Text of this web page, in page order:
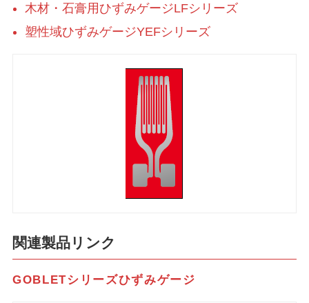
木材・石膏用ひずみゲージLFシリーズ
塑性域ひずみゲージYEFシリーズ
関連製品リンク
GOBLETシリーズひずみゲージ